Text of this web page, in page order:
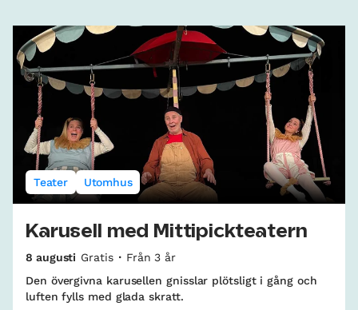
Teater Utomhus
Karusell med Mittipickteatern
8 augusti Gratis
Från 3 år
Den övergivna karusellen gnisslar plötsligt i gång och
luften fylls med glada skratt.